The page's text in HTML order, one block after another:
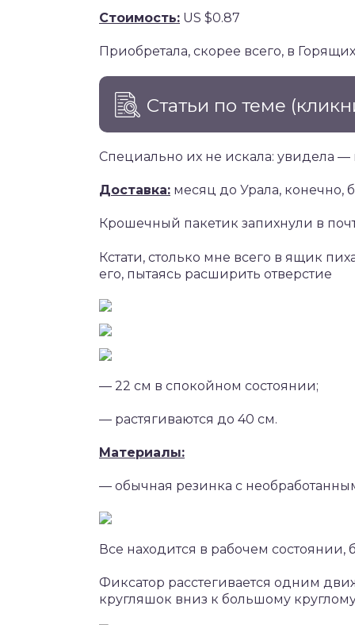
Стоимость: US $0.87
Приобретала, скорее всего, в Горящих
Статьи по теме
Специально их не искала: увидела —
Доставка: месяц до Урала, конечно,
Крошечный пакетик запихнули в
Кстати, столько мне всего в ящик
его, пытаясь расширить отверстие
— 22 см в спокойном состоянии;
— растягиваются до 40 см.
Материалы:
— обычная резинка с
Все находится в рабочем
Фиксатор расстегивается одним
кругляшок вниз к большому